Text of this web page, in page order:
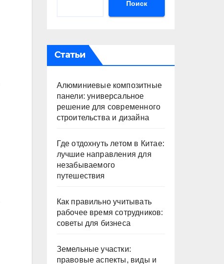
Поиск
Статьи
Алюминиевые композитные
панели: универсальное
решение для современного
строительства и дизайна
Где отдохнуть летом в Китае:
лучшие направления для
незабываемого
путешествия
Как правильно учитывать
рабочее время сотрудников:
советы для бизнеса
Земельные участки:
правовые аспекты, виды и